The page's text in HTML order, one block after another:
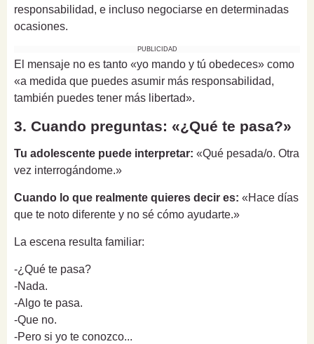
responsabilidad, e incluso negociarse en determinadas
ocasiones.
PUBLICIDAD
El mensaje no es tanto «yo mando y tú obedeces» como
«a medida que puedes asumir más responsabilidad,
también puedes tener más libertad».
3. Cuando preguntas: «¿Qué te pasa?»
Tu adolescente puede interpretar: «Qué pesada/o. Otra
vez interrogándome.»
Cuando lo que realmente quieres decir es: «Hace días
que te noto diferente y no sé cómo ayudarte.»
La escena resulta familiar:
-¿Qué te pasa?
-Nada.
-Algo te pasa.
-Que no.
-Pero si yo te conozco...